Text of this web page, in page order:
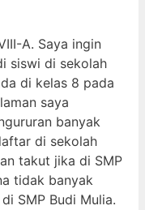
A. Saya ingin
siswi di sekolah
di kelas 8 pada
saya
banyak
di sekolah
takut jika di SMP
tidak banyak
SMP Budi Mulia.